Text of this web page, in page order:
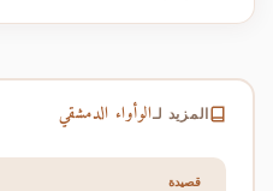
المزيد لـالوأواء الدمشقي
قصيدة